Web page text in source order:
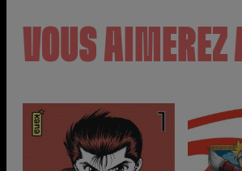
VOUS AIMEREZ